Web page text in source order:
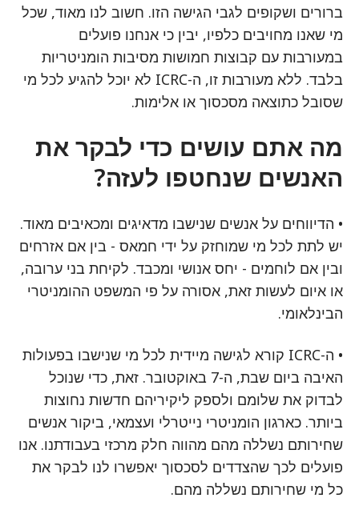
ברורים ושקופים לגבי הגישה הזו. חשוב לנו מאוד, שכל
מי שאנו מחויבים כלפיו, יבין כי אנחנו פועלים
במעורבות עם קבוצות חמושות מסיבות הומניטריות
בלבד. ללא מעורבות זו, ה-ICRC לא יוכל להגיע לכל מי
שסובל כתוצאה מסכסוך או אלימות.
מה אתם עושים כדי לבקר את
האנשים שנחטפו לעזה?
• הדיווחים על אנשים שנישבו מדאיגים ומכאיבים מאוד.
יש לתת לכל מי שמוחזק על ידי חמאס - בין אם אזרחים
ובין אם לוחמים - יחס אנושי ומכבד. לקיחת בני ערובה,
או איום לעשות זאת, אסורה על פי המשפט ההומניטרי
הבינלאומי.
• ה-ICRC קורא לגישה מיידית לכל מי שנישבו בפעולות
האיבה ביום שבת, ה-7 באוקטובר. זאת, כדי שנוכל
לבדוק את שלומם ולספק ליקיריהם חדשות נחוצות
ביותר. כארגון הומניטרי נייטרלי ועצמאי, ביקור אנשים
שחירותם נשללה מהם מהווה חלק מרכזי בעבודתנו. אנו
פועלים לכך שהצדדים לסכסוך יאפשרו לנו לבקר את
כל מי שחירותם נשללה מהם.